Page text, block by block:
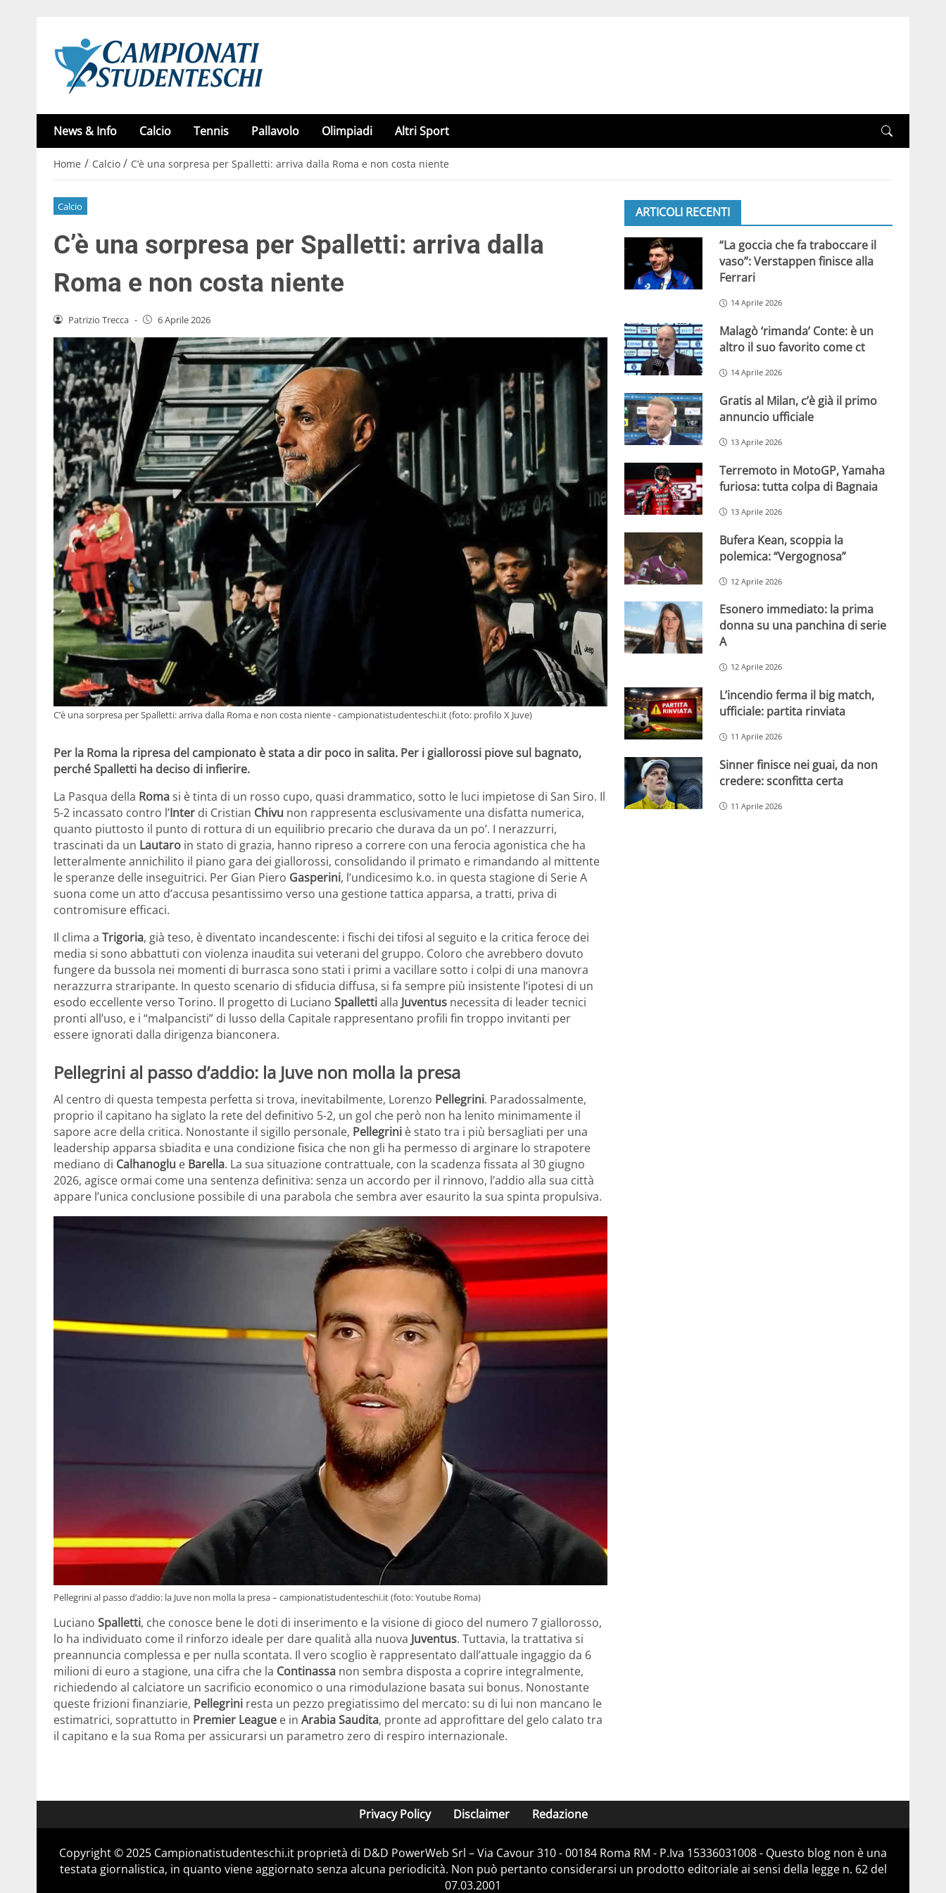
News & Info Calcio Tennis Pallavolo Olimpiadi Altri Sport
Home / Calcio / C’è una sorpresa per Spalletti: arriva dalla Roma e non costa niente
Calcio
C’è una sorpresa per Spalletti: arriva dalla
Roma e non costa niente
Patrizio Trecca - 6 Aprile 2026
C’è una sorpresa per Spalletti: arriva dalla Roma e non costa niente - campionatistudenteschi.it (foto: profilo X Juve)
Per la Roma la ripresa del campionato è stata a dir poco in salita. Per i giallorossi piove sul bagnato,
perché Spalletti ha deciso di infierire.
La Pasqua della Romasi è tinta di un rosso cupo, quasi drammatico, sotto le luci impietose di San Siro. Il
5-2 incassato contro l’Inter di Cristian Chivu non rappresenta esclusivamente una disfatta numerica,
quanto piuttosto il punto di rottura di un equilibrio precario che durava da un po’. I nerazzurri,
trascinati da un Lautaro in stato di grazia, hanno ripreso a correre con una ferocia agonistica che ha
letteralmente annichilito il piano gara dei giallorossi, consolidando il primato e rimandando al mittente
le speranze delle inseguitrici. Per Gian Piero Gasperini, l’undicesimo k.o. in questa stagione di Serie A
suona come un atto d’accusa pesantissimo verso una gestione tattica apparsa, a tratti, priva di
contromisure efficaci.
Il clima a Trigoria, già teso, è diventato incandescente: i fischi dei tifosi al seguito e la critica feroce dei
media si sono abbattuti con violenza inaudita sui veterani del gruppo. Coloro che avrebbero dovuto
fungere da bussola nei momenti di burrasca sono stati i primi a vacillare sotto i colpi di una manovra
nerazzurra straripante. In questo scenario di sfiducia diffusa, si fa sempre più insistente l’ipotesi di un
esodo eccellente verso Torino. Il progetto di Luciano Spallettialla Juventus necessita di leader tecnici
pronti all’uso, e i “malpancisti” di lusso della Capitale rappresentano profili fin troppo invitanti per
essere ignorati dalla dirigenza bianconera.
Pellegrini al passo d’addio: la Juve non molla la presa
Al centro di questa tempesta perfetta si trova, inevitabilmente, Lorenzo Pellegrini. Paradossalmente,
proprio il capitano ha siglato la rete del definitivo 5-2, un gol che però non ha lenito minimamente il
sapore acre della critica. Nonostante il sigillo personale, Pellegrini è stato tra i più bersagliati per una
leadership apparsa sbiadita e una condizione fisica che non gli ha permesso di arginare lo strapotere
mediano di Calhanoglu e Barella. La sua situazione contrattuale, con la scadenza fissata al 30 giugno
2026, agisce ormai come una sentenza definitiva: senza un accordo per il rinnovo, l’addio alla sua città
appare l’unica conclusione possibile di una parabola che sembra aver esaurito la sua spinta propulsiva.
Pellegrini al passo d’addio: la Juve non molla la presa – campionatistudenteschi.it (foto: Youtube Roma)
Luciano Spalletti, che conosce bene le doti di inserimento e la visione di gioco del numero 7 giallorosso,
lo ha individuato come il rinforzo ideale per dare qualità alla nuova Juventus. Tuttavia, la trattativa si
preannuncia complessa e per nulla scontata. Il vero scoglio è rappresentato dall’attuale ingaggio da 6
milioni di euro a stagione, una cifra che la Continassa non sembra disposta a coprire integralmente,
richiedendo al calciatore un sacrificio economico o una rimodulazione basata sui bonus. Nonostante
queste frizioni finanziarie, Pellegrini resta un pezzo pregiatissimo del mercato: su di lui non mancano le
estimatrici, soprattutto in Premier League e in ArabiaSaudita, pronte ad approfittare del gelo calato tra
il capitano e la sua Roma per assicurarsi un parametro zero di respiro internazionale.
ARTICOLI RECENTI
“La goccia che fa traboccare il
vaso”: Verstappen finisce alla
Ferrari
14 Aprile 2026
Malagò ‘rimanda’ Conte: è un
altro il suo favorito come ct
14 Aprile 2026
Gratis al Milan, c’è già il primo
annuncio ufficiale
13 Aprile 2026
Terremoto in MotoGP, Yamaha
furiosa: tutta colpa di Bagnaia
13 Aprile 2026
Bufera Kean, scoppia la
polemica: “Vergognosa”
12 Aprile 2026
Esonero immediato: la prima
donna su una panchina di serie
A
12 Aprile 2026
L’incendio ferma il big match,
ufficiale: partita rinviata
11 Aprile 2026
Sinner finisce nei guai, da non
credere: sconfitta certa
11 Aprile 2026
Privacy Policy Disclaimer Redazione
Copyright © 2025 Campionatistudenteschi.it proprietà di D&D PowerWeb Srl – Via Cavour 310 - 00184 Roma RM - P.Iva 15336031008 - Questo blog non è una
testata giornalistica, in quanto viene aggiornato senza alcuna periodicità. Non può pertanto considerarsi un prodotto editoriale ai sensi della legge n. 62 del
07.03.2001